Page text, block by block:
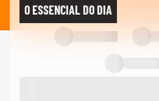
O ESSENCIAL DO DIA